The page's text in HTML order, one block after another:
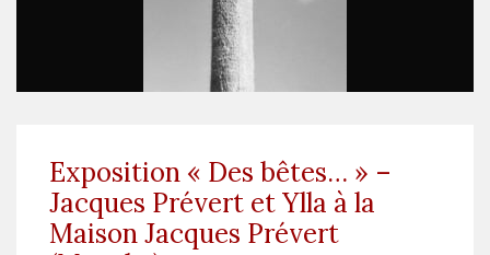
Exposition « Des bêtes… » –
Jacques Prévert et Ylla à la
Maison Jacques Prévert